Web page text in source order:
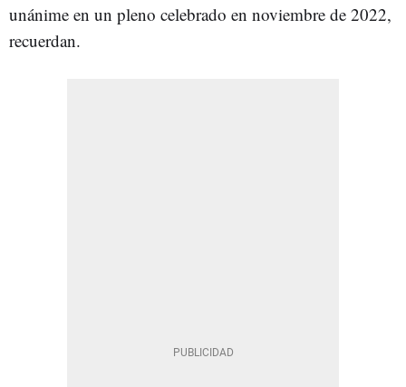
unánime en un pleno celebrado en noviembre de 2022,
recuerdan.